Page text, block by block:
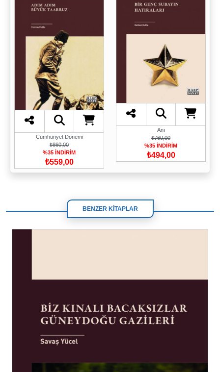
Cumhuriyet Dönemi
₺860,00
%35 İNDİRİM
₺559,00
Anı
₺760,00
%35 İNDİRİM
₺494,00
BENZER KİTAPLAR